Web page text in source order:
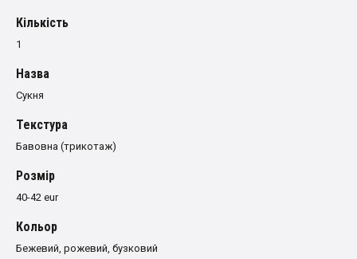
Кількість
1
Назва
Сукня
Текстура
Бавовна (трикотаж)
Розмiр
40-42 eur
Кольор
Бежевий, рожевий, бузковий